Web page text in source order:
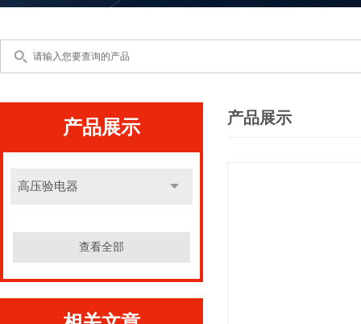
产品展示
高压验电器
查看全部
产品展示